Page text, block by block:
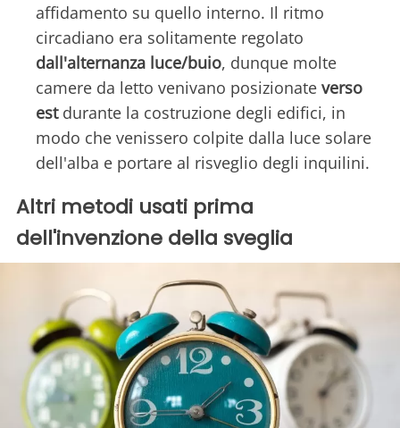
affidamento su quello interno. Il ritmo
circadiano era solitamente regolato
dall'alternanza luce/buio, dunque molte
camere da letto venivano posizionate verso
estdurante la costruzione degli edifici, in
modo che venissero colpite dalla luce solare
dell'alba e portare al risveglio degli inquilini.
Altri metodi usati prima
dell'invenzione della sveglia